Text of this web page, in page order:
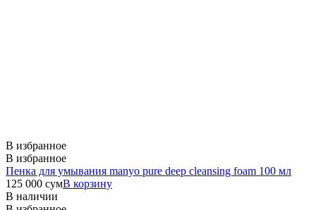
В избранное
В избранное
Пенка для умывания manyo pure deep cleansing foam 100 мл
125 000 сумВ корзину
В наличии